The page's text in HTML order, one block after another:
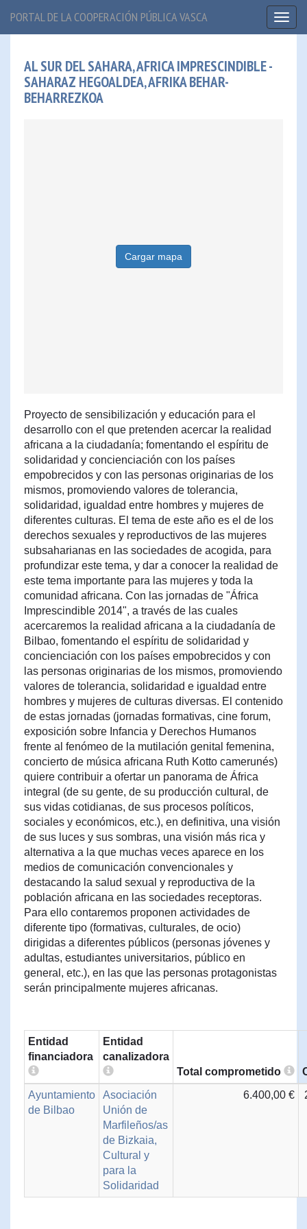
PORTAL DE LA COOPERACIÓN PÚBLICA VASCA
AL SUR DEL SAHARA, AFRICA IMPRESCINDIBLE -
SAHARAZ HEGOALDEA, AFRIKA BEHAR-
BEHARREZKOA
Cargar mapa
Proyecto de sensibilización y educación para el
desarrollo con el que pretenden acercar la realidad
africana a la ciudadanía; fomentando el espíritu de
solidaridad y concienciación con los países
empobrecidos y con las personas originarias de los
mismos, promoviendo valores de tolerancia,
solidaridad, igualdad entre hombres y mujeres de
diferentes culturas. El tema de este año es el de los
derechos sexuales y reproductivos de las mujeres
subsaharianas en las sociedades de acogida, para
profundizar este tema, y dar a conocer la realidad de
este tema importante para las mujeres y toda la
comunidad africana. Con las jornadas de "África
Imprescindible 2014", a través de las cuales
acercaremos la realidad africana a la ciudadanía de
Bilbao, fomentando el espíritu de solidaridad y
concienciación con los países empobrecidos y con
las personas originarias de los mismos, promoviendo
valores de tolerancia, solidaridad e igualdad entre
hombres y mujeres de culturas diversas. El contenido
de estas jornadas (jornadas formativas, cine forum,
exposición sobre Infancia y Derechos Humanos
frente al fenómeo de la mutilación genital femenina,
concierto de música africana Ruth Kotto camerunés)
quiere contribuir a ofertar un panorama de África
integral (de su gente, de su producción cultural, de
sus vidas cotidianas, de sus procesos políticos,
sociales y económicos, etc.), en definitiva, una visión
de sus luces y sus sombras, una visión más rica y
alternativa a la que muchas veces aparece en los
medios de comunicación convencionales y
destacando la salud sexual y reproductiva de la
población africana en las sociedades receptoras.
Para ello contaremos proponen actividades de
diferente tipo (formativas, culturales, de ocio)
dirigidas a diferentes públicos (personas jóvenes y
adultas, estudiantes universitarios, público en
general, etc.), en las que las personas protagonistas
serán principalmente mujeres africanas.
Entidad
financiadora
Entidad
canalizadora
Total comprometido
Ayuntamiento
de Bilbao
Asociación
Unión de
Marfileños/as
de Bizkaia,
Cultural y
para la
Solidaridad
6.400,00 €